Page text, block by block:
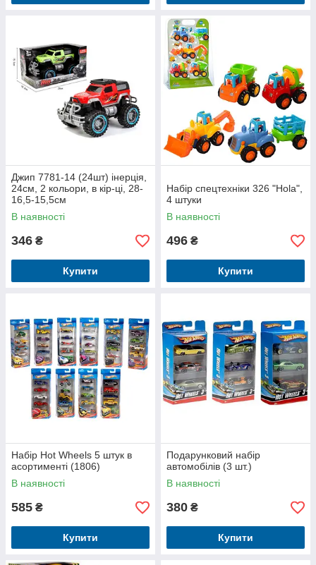
Джип 7781-14 (24шт) інерція,
24см, 2 кольори, в кір-ці, 28-
16,5-15,5см
В наявності
346 ₴
Купити
Набір спецтехніки 326 "Hola",
4 штуки
В наявності
496 ₴
Купити
Набір Hot Wheels 5 штук в
асортименті (1806)
В наявності
585 ₴
Купити
Подарунковий набір
автомобілів (3 шт.)
В наявності
380 ₴
Купити